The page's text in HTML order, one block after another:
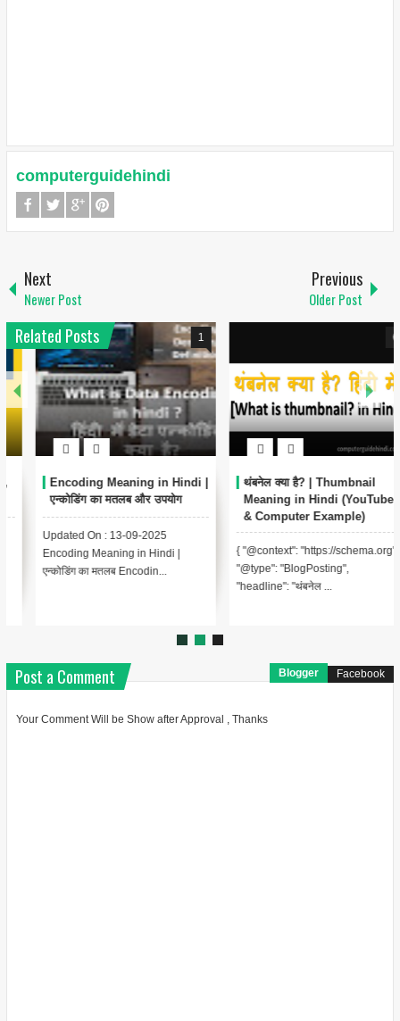
computerguidehindi
Next
Newer Post
Previous
Older Post
Related Posts 1
Encoding Meaning in Hindi |
एन्कोडिंग का मतलब और उपयोग
Updated On : 13-09-2025
Encoding Meaning in Hindi |
एन्कोडिंग का मतलब Encodin...
थंबनेल क्या है? | Thumbnail
Meaning in Hindi (YouTube
& Computer Example)
{ "@context": "https://schema.org",
"@type": "BlogPosting",
"headline": "थंबनेल ...
Post a Comment Blogger Facebook
Your Comment Will be Show after Approval , Thanks